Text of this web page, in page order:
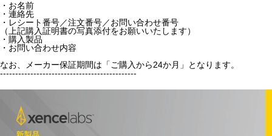
・お名前
・連絡先
・レシート番号／注文番号／お問い合わせ番号
（上記購入証明書の写真添付をお願いいたします）
・購入製品
・お問い合わせ内容
なお、メーカー保証期間は「ご購入から24か月」となります。
---------------------------------------------